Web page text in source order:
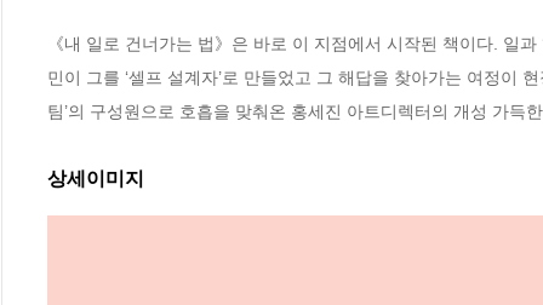
《내 일로 건너가는 법》은 바로 이 지점에서 시작된 책이다. 일
민이 그를 ‘셀프 설계자’로 만들었고 그 해답을 찾아가는 여정이
팀’의 구성원으로 호흡을 맞춰온 홍세진 아트디렉터의 개성 가득
상세이미지